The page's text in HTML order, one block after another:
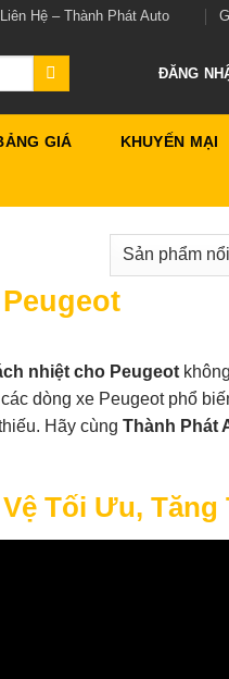
Liên Hệ – Thành Phát Auto
ĐĂNG
GIÁ KHUYẾN MẠI
nhiệt cho Peugeot
dòng xe Peugeot phổ
Hãy cùng Thành Phát
Tối Ưu, Tăng